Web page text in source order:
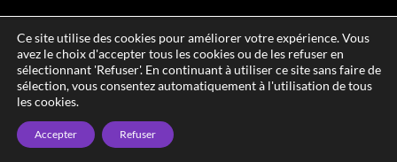
Ce site utilise des cookies pour améliorer votre expérience. Vous
avez le choix d'accepter tous les cookies ou de les refuser en
sélectionnant 'Refuser'. En continuant à utiliser ce site sans faire de
sélection, vous consentez automatiquement à l'utilisation de tous
les cookies.
Accepter Refuser